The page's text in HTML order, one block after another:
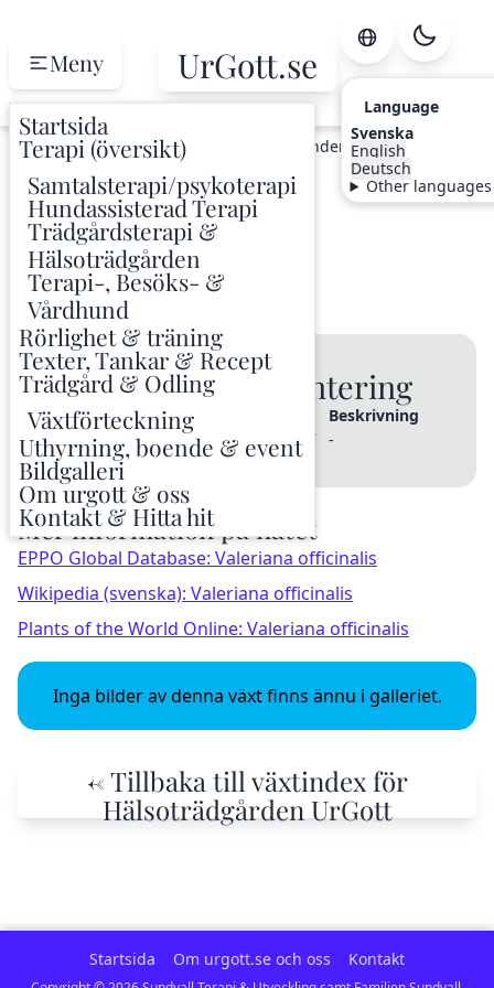
Meny
Startsida
Terapi (översikt)
Samtalsterapi/psykoterapi
Hundassisterad Terapi
Trädgårdsterapi &
Hälsoträdgården
Terapi-, Besöks- &
Vårdhund
Rörlighet & träning
Texter, Tankar & Recept
Trädgård & Odling
Växtförteckning
Uthyrning, boende & event
Bildgalleri
Om urgott & oss
Kontakt & Hitta hit
UrGott.se
Language
Svenska
English
Deutsch
Other languages
Hem Odling Växtindex Läkevänderot
Läkevänderot
Valeriana officinalis
VALOF Medicinalväxter
🌱 Varianter & Plantering
Sort / Variant Planterad
Beskrivning
-
2020 VALOF -
Mer information på nätet
EPPO Global Database: Valeriana officinalis
Wikipedia (svenska): Valeriana officinalis
Plants of the World Online: Valeriana officinalis
Inga bilder av denna växt finns ännu i galleriet.
← Tillbaka till växtindex för
Hälsoträdgården UrGott
Startsida Om urgott.se och oss Kontakt